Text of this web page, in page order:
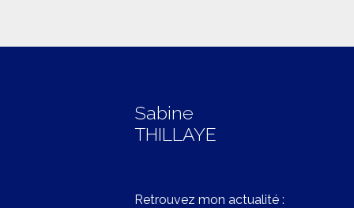
Sabine
THILLAYE
Retrouvez mon actualité :